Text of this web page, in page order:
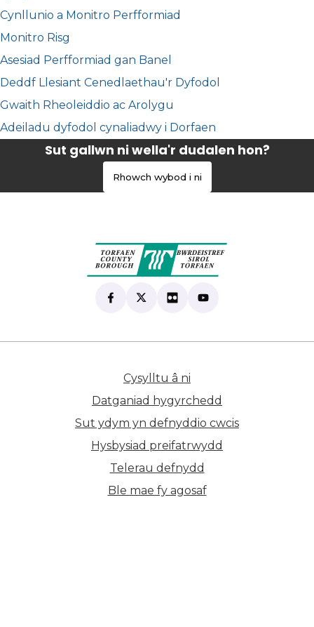
Cynllunio a Monitro Perfformiad
Monitro Risg
Asesiad Perfformiad gan Banel
Deddf Llesiant Cenedlaethau'r Dyfodol
Gwaith Rheoleiddio ac Arolygu
Adeiladu dyfodol cynaliadwy i Dorfaen
Sut gallwn ni wella'r dudalen hon?
Rhowch wybod i ni
Find us on Facebook
(yn agor mewn tab newydd)
Follow us on X
(yn agor mewn tab newydd)
View our Flickr
(yn agor mewn tab
Subscribe to our
(yn agor mewn tab
Cysylltu â ni
Datganiad hygyrchedd
Sut ydym yn defnyddio cwcis
Hysbysiad preifatrwydd
Telerau defnydd
Ble mae fy agosaf(yn agor mewn